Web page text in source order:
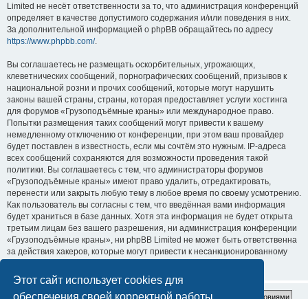
Этот сайт использует cookies для
обеспечения своей корректной работы.
Limited не несёт ответственности за то, что администрация конференций
определяет в качестве допустимого содержания и/или поведения в них.
За дополнительной информацией о phpBB обращайтесь по адресу
https://www.phpbb.com/.
Вы соглашаетесь не размещать оскорбительных, угрожающих,
клеветнических сообщений, порнографических сообщений, призывов к
национальной розни и прочих сообщений, которые могут нарушить
законы вашей страны, страны, которая предоставляет услуги хостинга
для форумов «Грузоподъёмные краны» или международное право.
Попытки размещения таких сообщений могут привести к вашему
немедленному отключению от конференции, при этом ваш провайдер
будет поставлен в известность, если мы сочтём это нужным. IP-адреса
всех сообщений сохраняются для возможности проведения такой
политики. Вы соглашаетесь с тем, что администраторы форумов
«Грузоподъёмные краны» имеют право удалить, отредактировать,
перенести или закрыть любую тему в любое время по своему усмотрению.
Как пользователь вы согласны с тем, что введённая вами информация
будет храниться в базе данных. Хотя эта информация не будет открыта
третьим лицам без вашего разрешения, ни администрация конференции
«Грузоподъёмные краны», ни phpBB Limited не может быть ответственна
за действия хакеров, которые могут привести к несанкционированному